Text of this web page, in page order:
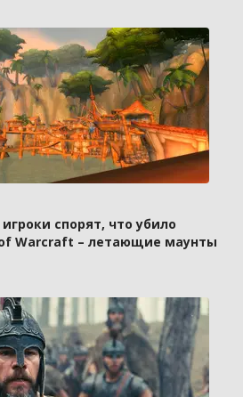
спорят, что убило
Warcraft – летающие маунты